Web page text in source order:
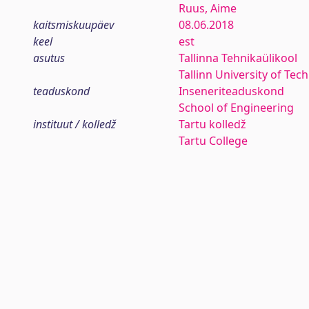
Ruus, Aime
kaitsmiskuupäev
08.06.2018
keel
est
asutus
Tallinna Tehnikaülikool
Tallinn University of
teaduskond
Inseneriteaduskond
School of Engineering
instituut / kolledž
Tartu kolledž
Tartu College